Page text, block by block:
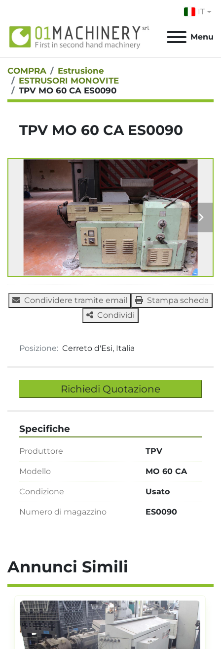
IT
Menu
COMPRA
Estrusione
ESTRUSORI MONOVITE
TPV MO 60 CA ES0090
TPV MO 60 CA ES0090
Condividere tramite email
Stampa scheda
Condividi
Posizione: Cerreto d'Esi, Italia
Richiedi Quotazione
Specifiche
Produttore TPV
Modello MO 60 CA
Condizione Usato
Numero di magazzino ES0090
Annunci Simili